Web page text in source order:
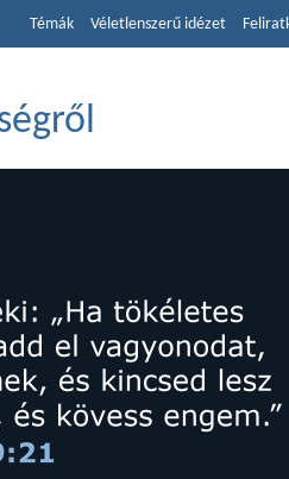
Témák Véletlenszerű idézet